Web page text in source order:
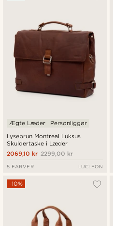
Lysebrun Montreal Luksus
Skuldertaske i Læder
Ægte Læder Personliggør
2299,00 kr
2069,10 kr
5 FARVER LUCLEON
-10%